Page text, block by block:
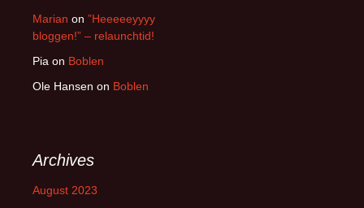
Marian on ”Heeeeeyyyy
bloggen!” – relaunchtid!
Pia on Boblen
Ole Hansen on Boblen
Archives
August 2023